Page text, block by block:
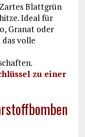
Blattgrün
Ideal für
Granat oder
volle
zu einer